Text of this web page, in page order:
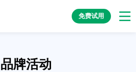
免费试用
品牌活动